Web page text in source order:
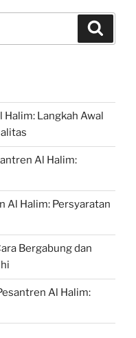
Langkah Awal
Al Halim:
Al Halim: Persyaratan
Bergabung dan
Al Halim: